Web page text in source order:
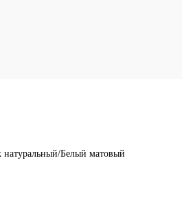
натуральный/Белый матовый